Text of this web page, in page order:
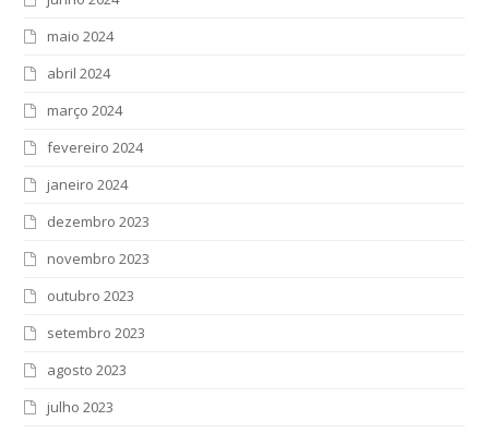
maio 2024
abril 2024
março 2024
fevereiro 2024
janeiro 2024
dezembro 2023
novembro 2023
outubro 2023
setembro 2023
agosto 2023
julho 2023